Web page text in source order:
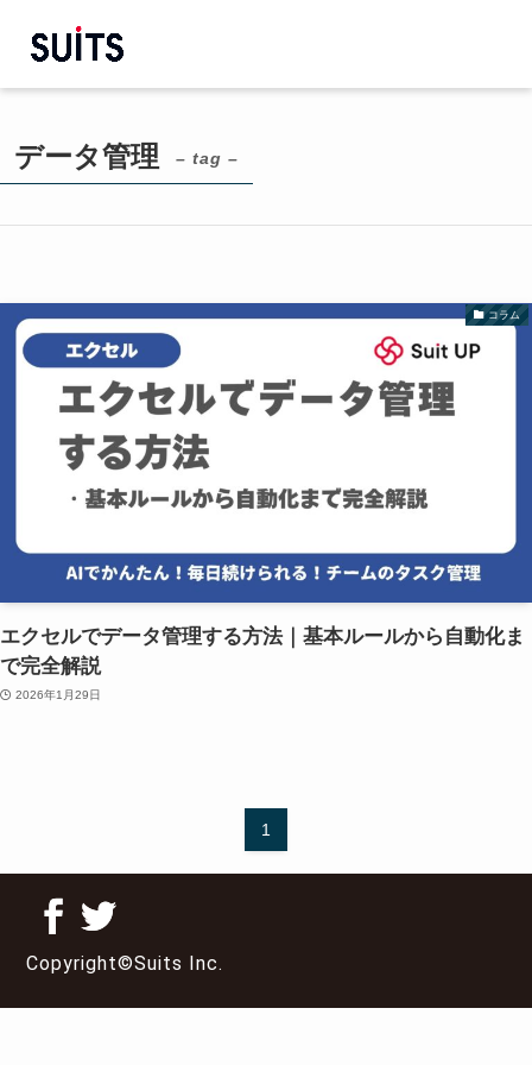
データ管理 – tag –
コラム
エクセルでデータ管理する方法｜基本ルールから自動化ま
で完全解説
2026年1月29日
1
Copyright©Suits Inc.